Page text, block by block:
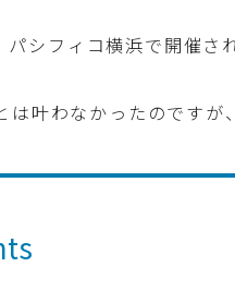
シフィコ横浜で開催
は叶わなかったのですが